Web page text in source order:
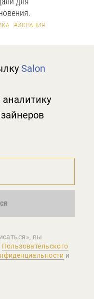
#ИСПАНИЯ
Salon
аналитику
вы
Пользовательского
и